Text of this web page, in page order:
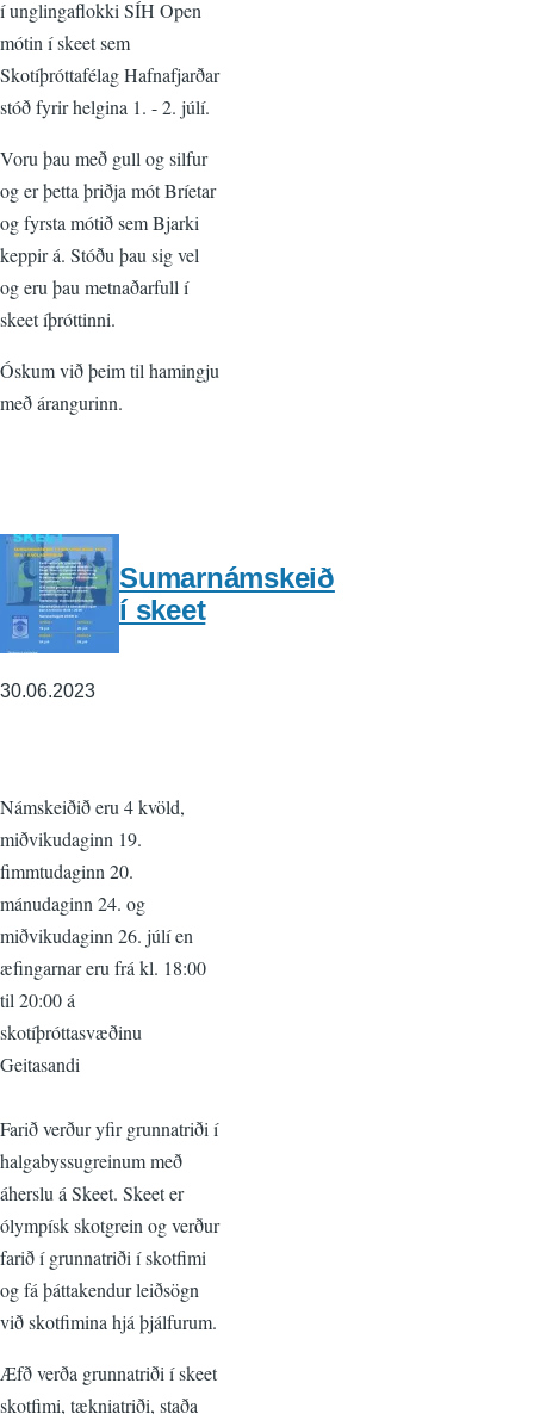
í unglingaflokki SÍH Open
mótin í skeet sem
Skotíþróttafélag Hafnafjarðar
stóð fyrir helgina 1. - 2. júlí.
Voru þau með gull og silfur
og er þetta þriðja mót Bríetar
og fyrsta mótið sem Bjarki
keppir á. Stóðu þau sig vel
og eru þau metnaðarfull í
skeet íþróttinni.
Óskum við þeim til hamingju
með árangurinn.
Sumarnámskeið
í skeet
30.06.2023
Námskeiðið eru 4 kvöld,
miðvikudaginn 19.
fimmtudaginn 20.
mánudaginn 24. og
miðvikudaginn 26. júlí en
æfingarnar eru frá kl. 18:00
til 20:00 á
skotíþróttasvæðinu
Geitasandi
Farið verður yfir grunnatriði í
halgabyssugreinum með
áherslu á Skeet. Skeet er
ólympísk skotgrein og verður
farið í grunnatriði í skotfimi
og fá þáttakendur leiðsögn
við skotfimina hjá þjálfurum.
Æfð verða grunnatriði í skeet
skotfimi, tækniatriði, staða